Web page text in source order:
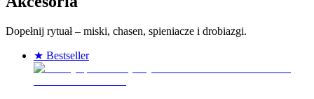
Dopełnij rytuał – miski, chasen, spieniacze i drobiazgi.
★ Bestseller